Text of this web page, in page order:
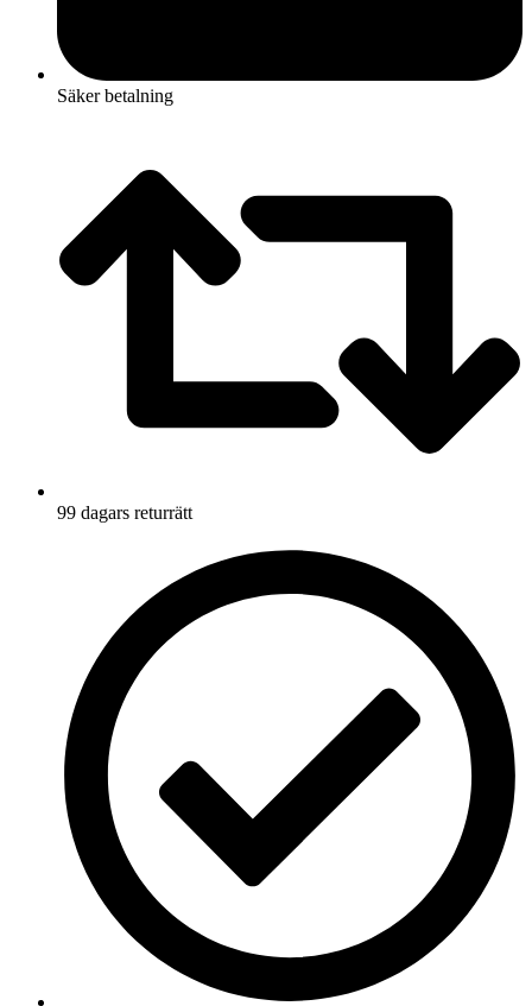
Säker betalning
99 dagars returrätt